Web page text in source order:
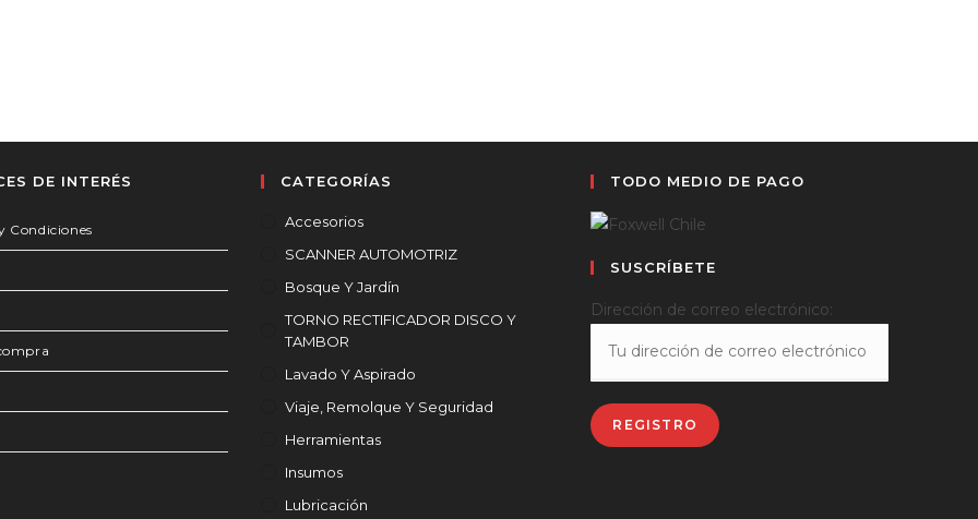
DE INTERÉS
Condiciones
CATEGORÍAS
Accesorios
SCANNER AUTOMOTRIZ
Bosque Y Jardín
TORNO RECTIFICADOR DISCO Y
TAMBOR
Lavado Y Aspirado
Viaje, Remolque Y Seguridad
Herramientas
Insumos
Lubricación
TODO MEDIO DE PAGO
SUSCRÍBETE
Dirección de correo electrónico: